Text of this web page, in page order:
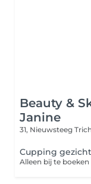
Beauty &
Janine
31, Nieuwsteeg
Cupping gezicht
Alleen bij te